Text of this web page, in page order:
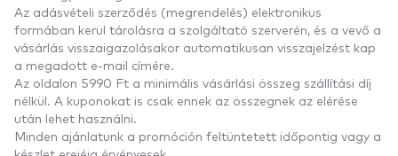
Az adásvételi szerződés (megrendelés) elektronikus
formában kerül tárolásra a szolgáltató szerverén, és a vevő a
vásárlás visszaigazolásakor automatikusan visszajelzést kap
a megadott e-mail címére.
Az oldalon 5990 Ft a minimális vásárlási összeg szállítási díj
nélkül. A kuponokat is csak ennek az összegnek az elérése
után lehet használni.
Minden ajánlatunk a promóción feltüntetett időpontig vagy a